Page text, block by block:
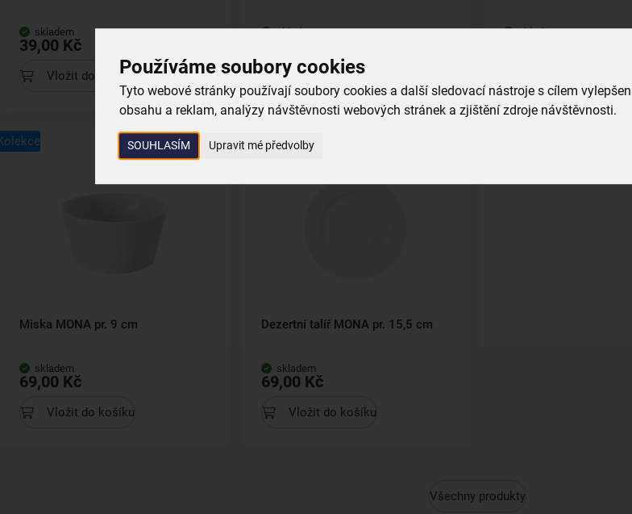
Používáme soubory cookies
Tyto webové stránky používají soubory cookies a další sledovací nástroje s cílem
obsahu a reklam, analýzy návštěvnosti webových stránek a zjištění zdroje návštěvnosti.
SOUHLASÍM Upravit mé předvolby
skladem
39,00 Kč
Vložit do košíku
skladem
Vložit do košíku
skladem
Miska MONA pr. 9 cm
skladem
69,00 Kč
Vložit do košíku
Kolekce
Dezertní talíř MONA pr. 15,5 cm
skladem
69,00 Kč
Vložit do košíku
Všechny produkty